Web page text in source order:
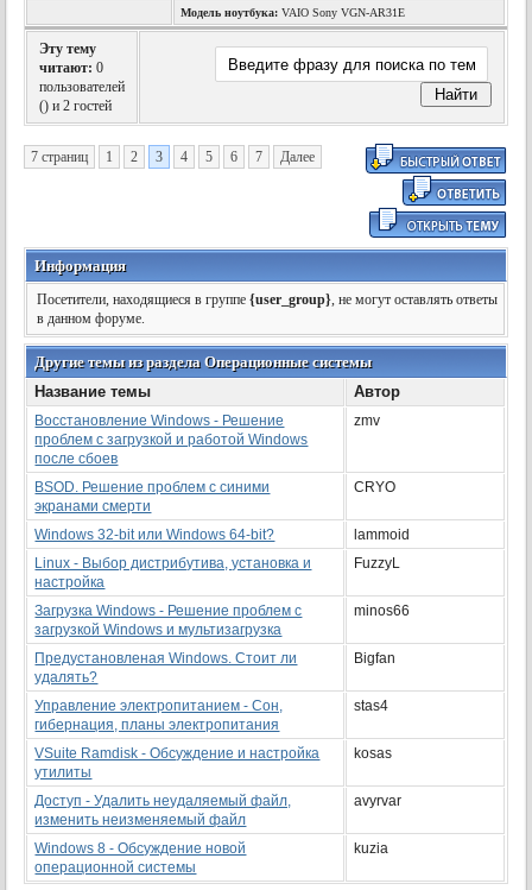
Модель ноутбука: VAIO Sony VGN-AR31E
Эту тему
читают: 0
пользователей
() и 2 гостей
7 страниц 1 2 3 4 5 6 7 Далее
Информация
Посетители, находящиеся в группе{user_group}, не могут оставлять ответы
в данном форуме.
Другие темы из раздела Операционные системы
Название темы
Автор
Восстановление Windows - Решение
проблем с загрузкой и работой Windows
после сбоев
zmv
BSOD. Решение проблем с синими
экранами смерти
CRYO
Windows 32-bit или Windows 64-bit?
lammoid
Linux - Выбор дистрибутива, установка и
настройка
FuzzyL
Загрузка Windows - Решение проблем с
загрузкой Windows и мультизагрузка
minos66
Предустановленая Windows. Стоит ли
удалять?
Bigfan
Управление электропитанием - Сон,
гибернация, планы электропитания
stas4
VSuite Ramdisk - Обсуждение и настройка
утилиты
kosas
Доступ - Удалить неудаляемый файл,
изменить неизменяемый файл
avyrvar
Windows 8 - Обсуждение новой
операционной системы
kuzia